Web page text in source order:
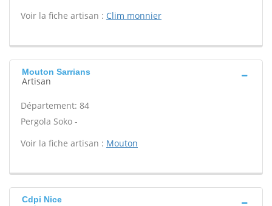
Voir la fiche artisan : Clim monnier
Mouton Sarrians
Artisan
Département: 84
Pergola Soko -
Voir la fiche artisan : Mouton
Cdpi Nice